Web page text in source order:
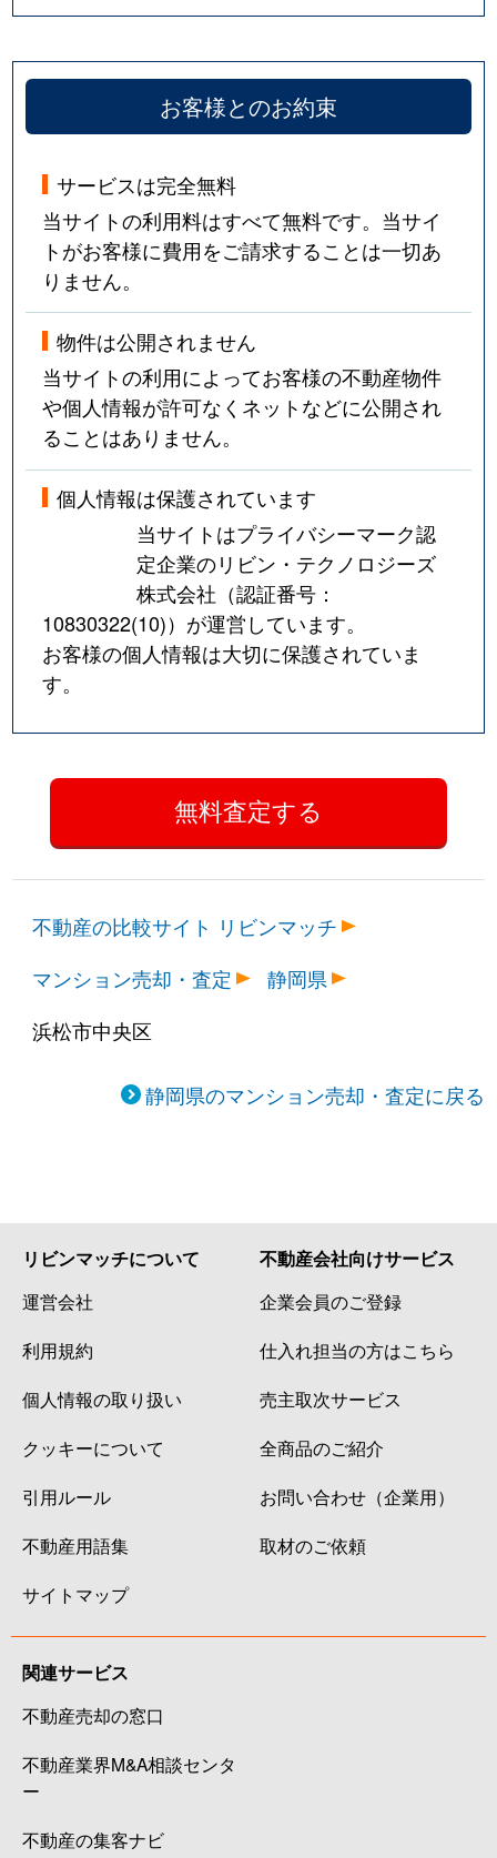
お客様とのお約束
サービスは完全無料
当サイトの利用料はすべて無料です。当サイ
トがお客様に費用をご請求することは一切あ
りません。
物件は公開されません
当サイトの利用によってお客様の不動産物件
や個人情報が許可なくネットなどに公開され
ることはありません。
個人情報は保護されています
当サイトはプライバシーマーク認
定企業のリビン・テクノロジーズ
株式会社（認証番号：
10830322(10)）が運営しています。
お客様の個人情報は大切に保護されていま
す。
不動産の比較サイト リビンマッチ
マンション売却・査定
静岡県
浜松市中央区
静岡県のマンション売却・査定に戻る
リビンマッチについて
運営会社
利用規約
個人情報の取り扱い
クッキーについて
引用ルール
不動産用語集
サイトマップ
不動産会社向けサービス
企業会員のご登録
仕入れ担当の方はこちら
売主取次サービス
全商品のご紹介
お問い合わせ（企業用）
取材のご依頼
関連サービス
不動産売却の窓口
不動産業界M&A相談センタ
ー
不動産の集客ナビ